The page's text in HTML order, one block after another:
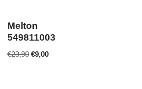
Melton
549811003
€23,90 €9,00